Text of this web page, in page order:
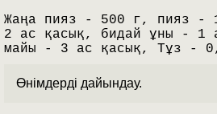
Жаңа пияз - 500 г, пияз -
2 ас қасық, бидай ұны - 1
майы - 3 ас қасық, Тұз -
Өнімдерді дайындау.